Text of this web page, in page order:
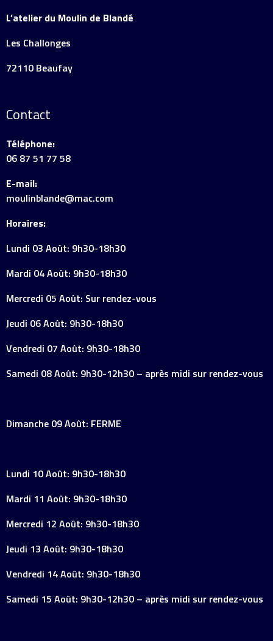
L’atelier du Moulin de Blandé
Les Challonges
72110 Beaufay
Contact
Téléphone:
06 87 51 77 58
E-mail:
moulinblande@mac.com
Horaires:
Lundi 03 Août: 9h30-18h30
Mardi 04 Août: 9h30-18h30
Mercredi 05 Août: Sur rendez-vous
Jeudi 06 Août: 9h30-18h30
Vendredi 07 Août: 9h30-18h30
Samedi 08 Août: 9h30-12h30 – après midi sur rendez-vous
Dimanche 09 Août: FERME
Lundi 10 Août: 9h30-18h30
Mardi 11 Août: 9h30-18h30
Mercredi 12 Août: 9h30-18h30
Jeudi 13 Août: 9h30-18h30
Vendredi 14 Août: 9h30-18h30
Samedi 15 Août: 9h30-12h30 – après midi sur rendez-vous